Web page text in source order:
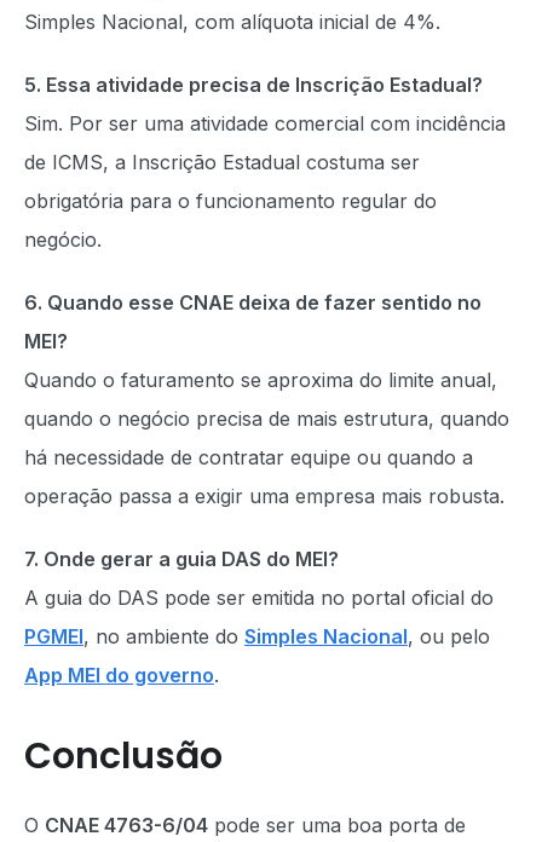
Simples Nacional, com alíquota inicial de 4%.
5. Essa atividade precisa de Inscrição Estadual?
Sim. Por ser uma atividade comercial com incidência
de ICMS, a Inscrição Estadual costuma ser
obrigatória para o funcionamento regular do
negócio.
6. Quando esse CNAE deixa de fazer sentido no
MEI?
Quando o faturamento se aproxima do limite anual,
quando o negócio precisa de mais estrutura, quando
há necessidade de contratar equipe ou quando a
operação passa a exigir uma empresa mais robusta.
7. Onde gerar a guia DAS do MEI?
A guia do DAS pode ser emitida no portal oficial do
PGMEI, no ambiente do Simples Nacional, ou pelo
App MEI do governo.
Conclusão
O CNAE 4763-6/04 pode ser uma boa porta de